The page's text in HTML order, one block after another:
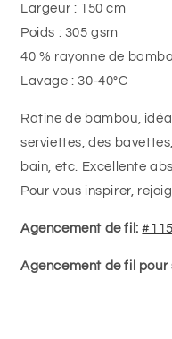
Largeur : 150 cm
Poids : 305 gsm
40 % rayonne de
Lavage : 30-40°C
Ratine de bambou,
serviettes, des
bain, etc. Excellente
Pour vous inspirer,
Agencement de fil: #115
Agencement de fil pour